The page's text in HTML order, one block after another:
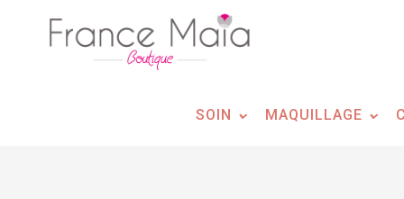
SOIN MAQUILLAGE